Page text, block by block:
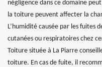
négligence dans ce domaine
la toiture peuvent affecter la
L’humidité causée par les fuites
cutanées ou respiratoires chez
Toiture située à La Piarre
toiture. En cas de fuite, il